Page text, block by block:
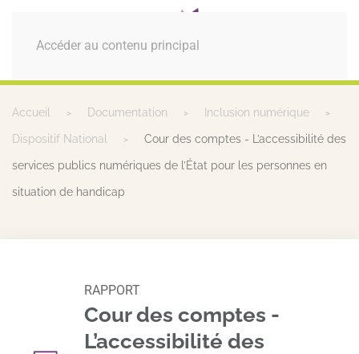
Accéder au contenu principal
MENU
Accueil Documentation Inclusion numérique
Dispositif National Cour des comptes - L’accessibilité des
services publics numériques de l’État pour les personnes en
situation de handicap
RAPPORT
Cour des comptes -
L’accessibilité des